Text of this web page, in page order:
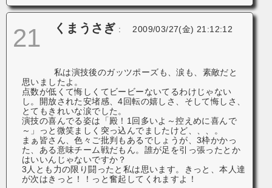
21 くまうさぎ : 2009/03/27(金) 21:12:12
私は演技後のガッツポーズも、涙も、素敵だと
思いましたよ。
点数が低くて悔しくてビービーないてるわけじゃない
し。開放された安堵感、4回転の嬉しさ、そして悔しさ、
とてもきれいな涙でした。
演技の喜んでる姿は「殿！1回多いよ～控えめに喜んで
～」っと微笑ましく突っ込んでましたけど、、、。
まぁ皆さん、色々ご批判もあるでしょうが、3枠かかっ
た、ある意味チーム戦だもん。誰が足を引っ張ったとか
はいいんじゃないですか？
3人とも力の限り闘ったと私は思います。きっと、本人達
が次はきっと！！っと奮起してくれますよ！